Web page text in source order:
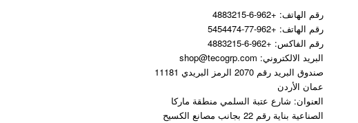
رقم الهاتف: +962-6-4883215
رقم الهاتف: +962-77-5454474
رقم الفاكس: +962-6-4883215
البريد الالكتروني: shop@tecogrp.com
صندوق البريد رقم 2070 الرمز البريدي 11181
عمان الأردن
العنوان: شارع عتبة السلمي منطقة ماركا
الصناعية بناية رقم 22 بجانب مصانع الكسيح